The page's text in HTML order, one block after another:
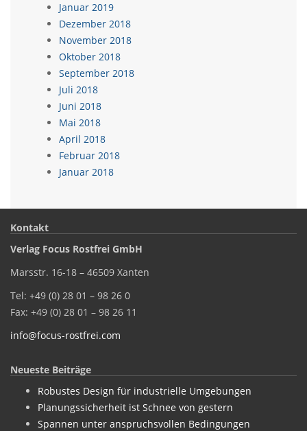
Januar 2019
Dezember 2018
November 2018
Oktober 2018
September 2018
Juli 2018
Juni 2018
Mai 2018
April 2018
Februar 2018
Januar 2018
Kontakt
Verlag Focus Rostfrei GmbH
Marsstr. 16-18 – 46509 Xanten
Tel: +49 (0) 28 01 – 98 26 0
Fax: +49 (0) 28 01 – 98 26 11
info@focus-rostfrei.com
Neueste Beiträge
Robustes Design für industrielle Umgebungen
Planungssicherheit ist Schnee von gestern
Spannen unter anspruchsvollen Bedingungen